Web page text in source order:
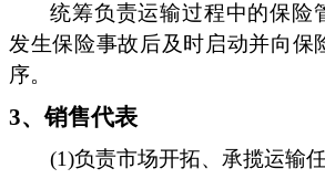
统筹负责运输过程中的保险
发生保险事故后及时启动并向保
序。
3、销售代表
(1)负责市场开拓、承揽运输任